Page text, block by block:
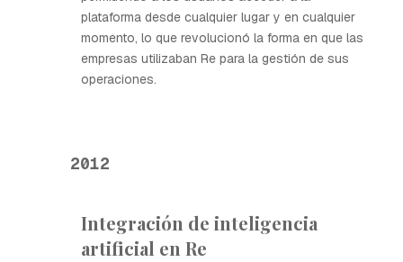
plataforma desde cualquier lugar y en cualquier
momento, lo que revolucionó la forma en que las
empresas utilizaban Re para la gestión de sus
operaciones.
2012
Integración de inteligencia
artificial en Re